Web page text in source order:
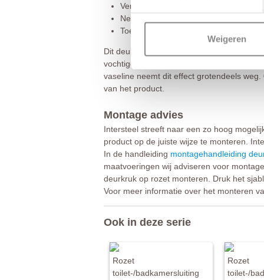
Weigeren
Verwijder het deurbeslag bij schuur-
Neem beschermende maatregelen
Toe te zien op een juiste montage en
Dit deurbeslag is voorzien van een mat
vochtige doek. Afhankelijk van de situatie
vaseline neemt dit effect grotendeels
van het product.
Montage advies
Intersteel streeft naar een zo hoog
product op de juiste wijze te monteren.
In de handleiding montagehandleiding
maatvoeringen wij adviseren voor
deurkruk op rozet monteren. Druk het
Voor meer informatie over het monteren
Ook in deze serie
Rozet
toilet-/badkamersluiting
Rozet
toilet-/